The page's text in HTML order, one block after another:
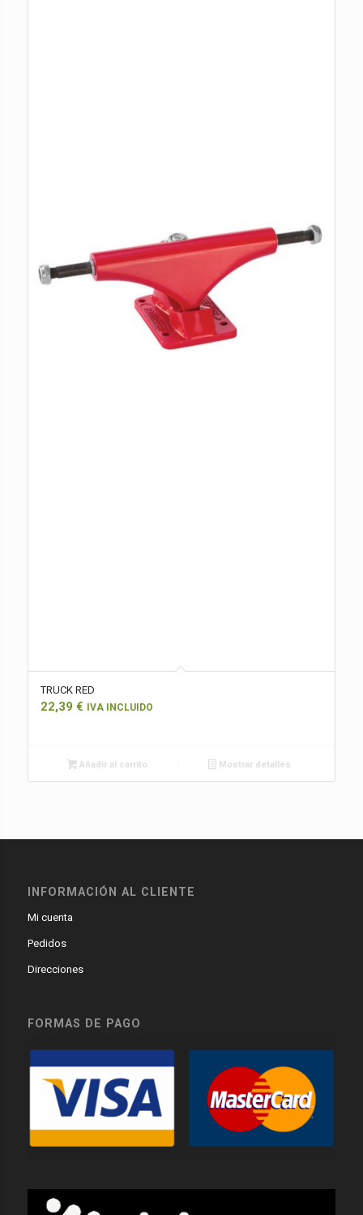
TRUCK RED
22,39 € IVA INCLUIDO
Añadir al carrito Mostrar detalles
INFORMACIÓN AL CLIENTE
Mi cuenta
Pedidos
Direcciones
FORMAS DE PAGO